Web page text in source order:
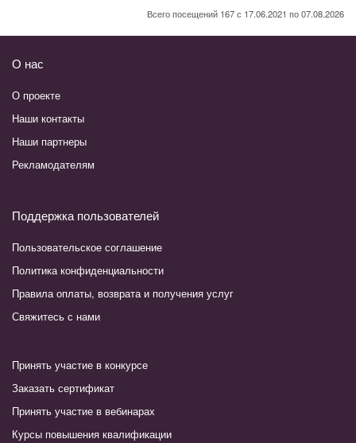
Всего посещений 167 с 17.06.2021 по 07.08.2026
О нас
О проекте
Наши контакты
Наши партнеры
Рекламодателям
Поддержка пользователей
Пользовательское соглашение
Политика конфиденциальности
Правила оплаты, возврата и получения услуг
Свяжитесь с нами
Принять участие в конкурсе
Заказать сертификат
Принять участие в вебинарах
Курсы повышения квалификации